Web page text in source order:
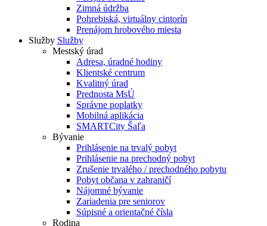
Zimná údržba
Pohrebiská, virtuálny cintorín
Prenájom hrobového miesta
Služby Služby
Mestský úrad
Adresa, úradné hodiny
Klientské centrum
Kvalitný úrad
Prednosta MsÚ
Správne poplatky
Mobilná aplikácia
SMARTCity Šaľa
Bývanie
Prihlásenie na trvalý pobyt
Prihlásenie na prechodný pobyt
Zrušenie trvalého / prechodného pobytu
Pobyt občana v zahraničí
Nájomné bývanie
Zariadenia pre seniorov
Súpisné a orientačné čísla
Rodina